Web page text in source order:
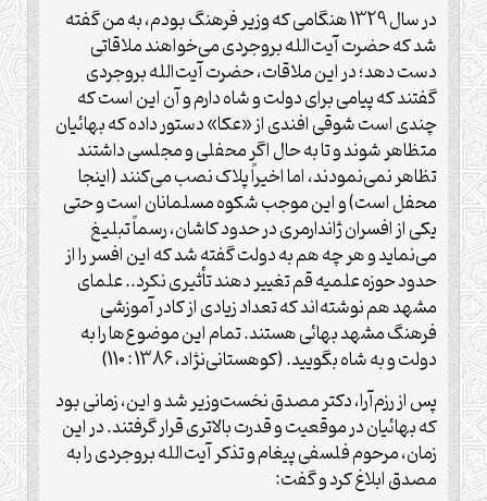
در سال 1329 هنگامی که وزیر فرهنگ بودم، به من گفته
شد که حضرت آیت‌الله بروجردی می‌خواهند ملاقاتی
دست دهد؛ در این ملاقات،‌ حضرت آیت‌الله بروجردی
گفتند که پیامی برای دولت و شاه دارم و آن این است که
چندی است شوقی افندی از «عکا» دستور داده که بهائیان
متظاهر شوند و تا به حال اگر محفلی و مجلسی داشتند
تظاهر نمی‌نمودند، اما اخیراً پلاک نصب می‌کنند (اینجا
محفل است) و این موجب شکوه مسلمانان است و حتی
یکی از افسران ژاندارمری در حدود کاشان، رسماً تبلیغ
می‌نماید و هر چه هم به دولت گفته شد که این افسر را از
حدود حوزه علمیه قم تغییر دهند تأثیری نکرد.. علمای
مشهد هم نوشته‌اند که تعداد زیادی از کادر آموزشی
فرهنگ مشهد بهائی هستند. تمام این موضوع‌ها را به
دولت و به شاه بگویید. (کوهستانی‌نژاد، 1386 : 110)
پس از رزم‌آرا، دکتر مصدق نخست‌وزیر شد و این، زمانی بود
که بهائیان در موقعیت و قدرت بالاتری قرار گرفتند. در این
زمان، مرحوم فلسفی پیغام و تذکر آیت‌الله بروجردی را به
مصدق ابلاغ کرد و گفت: